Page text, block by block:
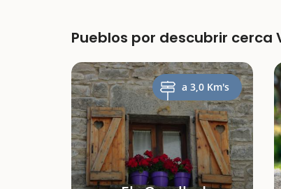
Pueblos por descubrir cerca
a 3,0 Km's